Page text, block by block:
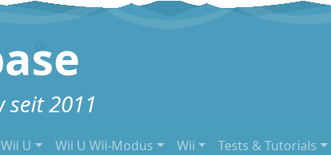
2011
Wii U Wii U Wii-Modus Wii Tests & Tutorials